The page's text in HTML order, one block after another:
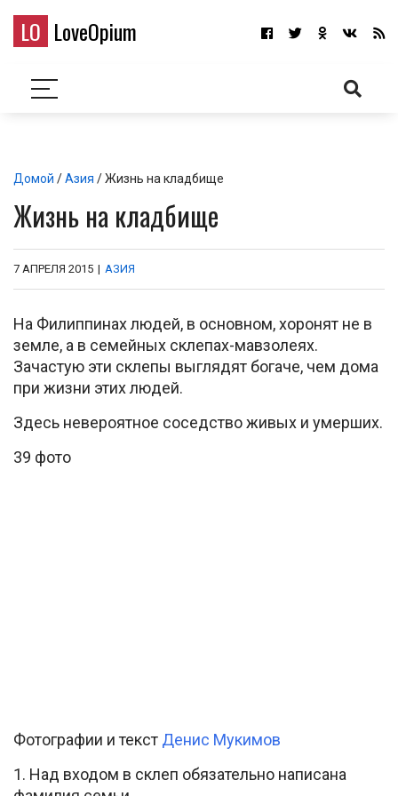
LO LoveOpium
Домой /Азия / Жизнь на кладбище
Жизнь на кладбище
7 АПРЕЛЯ 2015 | АЗИЯ
На Филиппинах людей, в основном, хоронят не в
земле, а в семейных склепах-мавзолеях.
Зачастую эти склепы выглядят богаче, чем дома
при жизни этих людей.
Здесь невероятное соседство живых и умерших.
39 фото
Фотографии и текст Денис Мукимов
1. Над входом в склеп обязательно написана